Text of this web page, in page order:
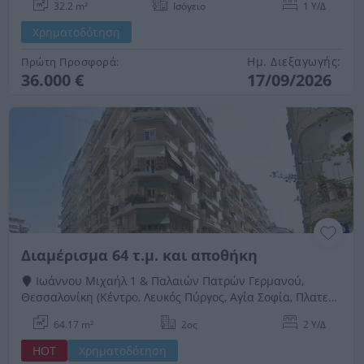
32.2 m² Ισόγειο 1 Υ/Δ
Χρηματοδότηση
Πρώτη Προσφορά:
36.000 €
Ημ. Διεξαγωγής:
17/09/2026
Διαμέρισμα 64 τ.μ. και αποθήκη
Ιωάννου Μιχαήλ 1 & Παλαιών Πατρών Γερμανού,
Θεσσαλονίκη (Κέντρο, Λευκός Πύργος, Αγία Σοφία, Πλατεία
Ναυαρίνου, Διαγώνιος), Νομός Θεσσαλονίκης
64.17 m² 2ος 2 Υ/Δ
HOT Χρηματοδότηση